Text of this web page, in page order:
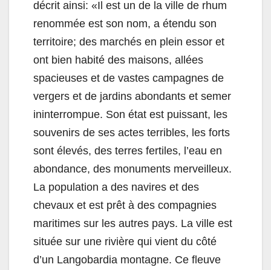
décrit ainsi: «Il est un de la ville de rhum
renommée est son nom, a étendu son
territoire; des marchés en plein essor et
ont bien habité des maisons, allées
spacieuses et de vastes campagnes de
vergers et de jardins abondants et semer
ininterrompue. Son état est puissant, les
souvenirs de ses actes terribles, les forts
sont élevés, des terres fertiles, l’eau en
abondance, des monuments merveilleux.
La population a des navires et des
chevaux et est prêt à des compagnies
maritimes sur les autres pays. La ville est
située sur une rivière qui vient du côté
d’un Langobardia montagne. Ce fleuve